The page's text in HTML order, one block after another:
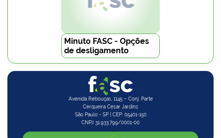
Minuto FASC - Opções
de desligamento
Avenida Rebouças, 1145 – Conj. Parte
Cerqueira Cesar Jardins
São Paulo - SP | CEP: 05401-150
CNPJ 31.933.799/0001-00